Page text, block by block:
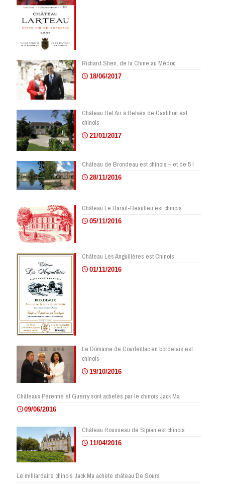
Richard Shen, de la Chine au Médoc
18/06/2017
Château Bel Air à Belvès de Castillon est
chinois
21/01/2017
Château de Brondeau est chinois – et de 5 !
28/11/2016
Château Le Barail-Beaulieu est chinois
05/11/2016
Château Les Anguillères est Chinois
01/11/2016
Le Domaine de Courteillac en bordelais est
chinois
19/10/2016
Châteaux Pérenne et Guerry sont achetés par le chinois Jack Ma
09/06/2016
Château Rousseau de Sipian est chinois
11/04/2016
Le milliardaire chinois Jack Ma achète château De Sours